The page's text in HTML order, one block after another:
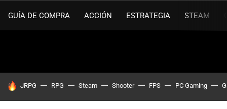
GUÍA DE COMPRA ACCIÓN ESTRATEGIA STEAM
HOY SE HABLA DE
JRPG RPG Steam Shooter FPS PC Gaming